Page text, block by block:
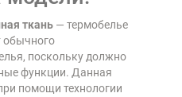
ткань — термобелье
обычного
поскольку должно
функции. Данная
помощи технологии